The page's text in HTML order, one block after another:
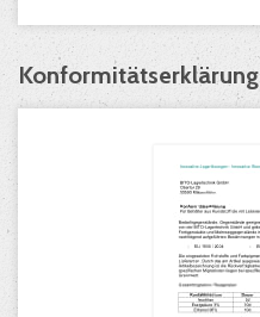
Konformitätserklärung